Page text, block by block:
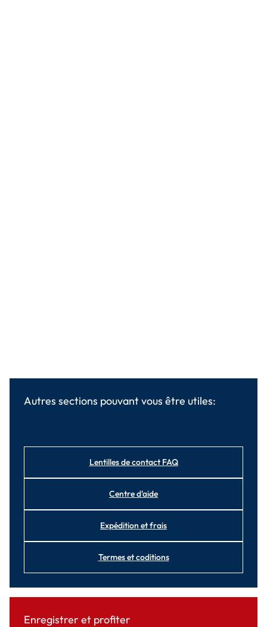
Autres sections pouvant vous être utiles:
Lentilles de contact FAQ
Centre d'aide
Expédition et frais
Termes et coditions
Enregistrer et profiter